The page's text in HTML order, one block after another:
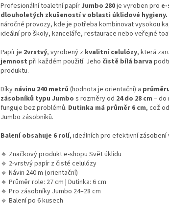
Profesionální toaletní papírJumbo 280je vyroben pro
dlouholetých zkušeností v oblasti úklidové hygieny.
náročné provozy, kde je potřeba kombinovat vysokou
ideální pro školy, kanceláře, restaurace nebo veřejné
Papír je 2vrstvý, vyrobený z kvalitní celulózy, která
jemnost při každém použití. Jeho čistě bílá barva
produktu.
Díky návinu 240 metrů (hodnota je orientační) a
zásobníků typu Jumbo s rozměry od 24 do 28 cm – do
funguje bez problémů. Dutinka má průměr 6 cm, což
Jumbo zásobníků.
Balení obsahuje 6 rolí, ideálních pro efektivní
🔹 Značkový produkt e-shopu Svět úklidu
🔹 2-vrstvý papír z čisté celulózy
🔹 Návin 240 m (orientační)
🔹 Průměr role: 27 cm | Dutinka: 6 cm
🔹 Pro zásobníky Jumbo 24–28 cm
🔹 Balení po 6 kusech